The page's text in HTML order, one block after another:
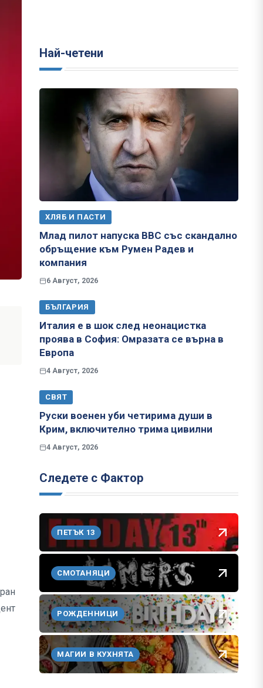
Най-четени
ХЛЯБ И ПАСТИ
Млад пилот напуска ВВС със скандално
обръщение към Румен Радев и
компания
6 Август, 2026
БЪЛГАРИЯ
Италия е в шок след неонацистка
проява в София: Омразата се върна в
Европа
4 Август, 2026
СВЯТ
Руски военен уби четирима души в
Крим, включително трима цивилни
4 Август, 2026
Следете с Фактор
ПЕТЪК 13
СМОТАНЯЦИ
РОЖДЕННИЦИ
МАГИИ В КУХНЯТА